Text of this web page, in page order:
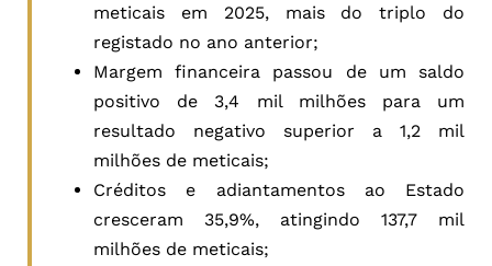
meticais em 2025, mais do triplo do
registado no ano anterior;
Margem financeira passou de um saldo
positivo de 3,4 mil milhões para um
resultado negativo superior a 1,2 mil
milhões de meticais;
Créditos e adiantamentos ao Estado
cresceram 35,9%, atingindo 137,7 mil
milhões de meticais;